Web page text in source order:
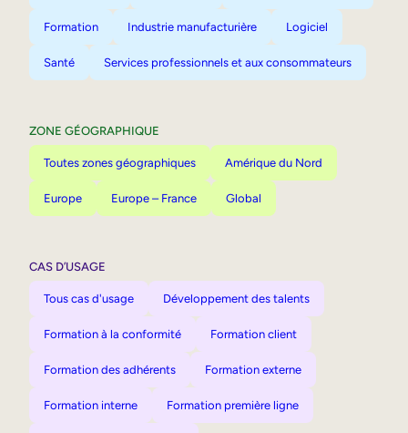
Formation Industrie manufacturière Logiciel
Santé Services professionnels et aux consommateurs
ZONE GÉOGRAPHIQUE
Toutes zones géographiques Amérique du Nord
Europe Europe – France Global
CAS D’USAGE
Tous cas d'usage Développement des talents
Formation à la conformité Formation client
Formation des adhérents Formation externe
Formation interne Formation première ligne